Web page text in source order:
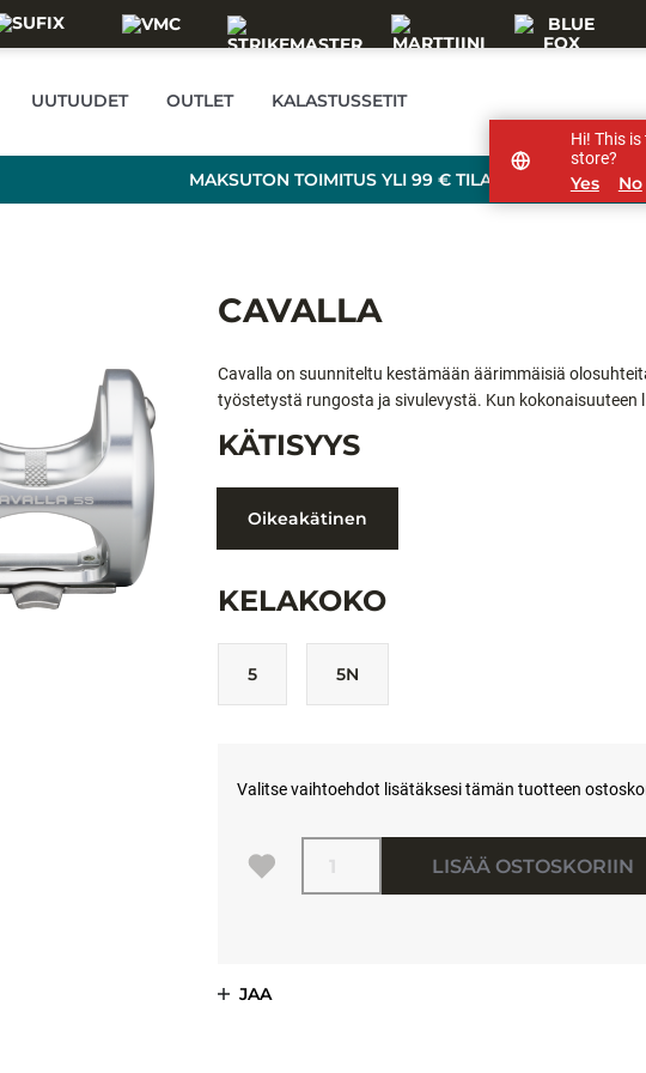
UUTUUDET OUTLET KALASTUSSETIT
MAKSUTON TOIMITUS YLI 99 € TILAUKSILLE!
CAVALLA
Cavalla on suunniteltu kestämään äärimmäisiä
työstetystä rungosta ja sivulevystä. Kun
tarkoitettu tykki. Cavallan sisällä töitä paiskii Carbonite-
Drag Grease -jarrurasva. Ja koska Cavalla on
KÄTISYYS
Oikeakätinen
KELAKOKO
5 5N
Valitse vaihtoehdot lisätäksesi tämän tuotteen
Määrä
LISÄÄ OSTOSKORIIN
JAA
Hi! This
store?
Yes No